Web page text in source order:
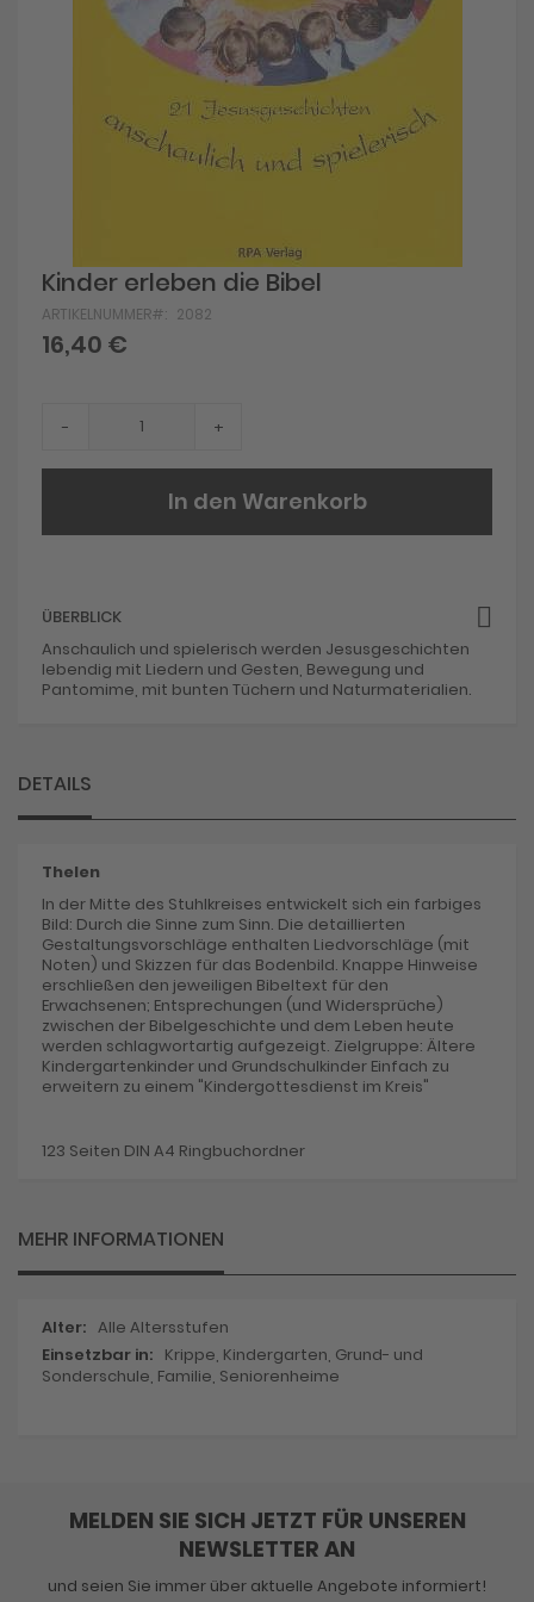
Skip
to
the
beginning
of
Kinder erleben die Bibel
ARTIKELNUMMER 2082
16,40 €
- +
In den Warenkorb
ÜBERBLICK
Anschaulich und spielerisch werden Jesusgeschichten
lebendig mit Liedern und Gesten, Bewegung und
Pantomime, mit bunten Tüchern und Naturmaterialien.
DETAILS
Thelen
In der Mitte des Stuhlkreises entwickelt sich ein farbiges
Bild: Durch die Sinne zum Sinn. Die detaillierten
Gestaltungsvorschläge enthalten Liedvorschläge (mit
Noten) und Skizzen für das Bodenbild. Knappe Hinweise
erschließen den jeweiligen Bibeltext für den
Erwachsenen; Entsprechungen (und Widersprüche)
zwischen der Bibelgeschichte und dem Leben heute
werden schlagwortartig aufgezeigt. Zielgruppe: Ältere
Kindergartenkinder und Grundschulkinder Einfach zu
erweitern zu einem "Kindergottesdienst im Kreis"
123 Seiten DIN A4 Ringbuchordner
MEHR INFORMATIONEN
Mehr
Informationen
Alle Altersstufen
Krippe, Kindergarten, Grund- und
Sonderschule, Familie, Seniorenheime
MELDEN SIE SICH JETZT FÜR UNSEREN
NEWSLETTER AN
und seien Sie immer über aktuelle Angebote informiert!